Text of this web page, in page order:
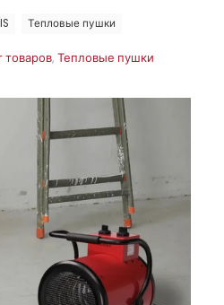
товаров, Тепловые пушки
Тепловые пушки